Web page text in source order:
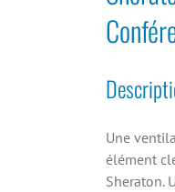
Une
élément
Sheraton.